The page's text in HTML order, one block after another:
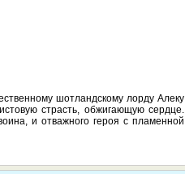
шотландскому лорду Алеку
страсть, обжигающую сердце.
и отважного героя с пламенной